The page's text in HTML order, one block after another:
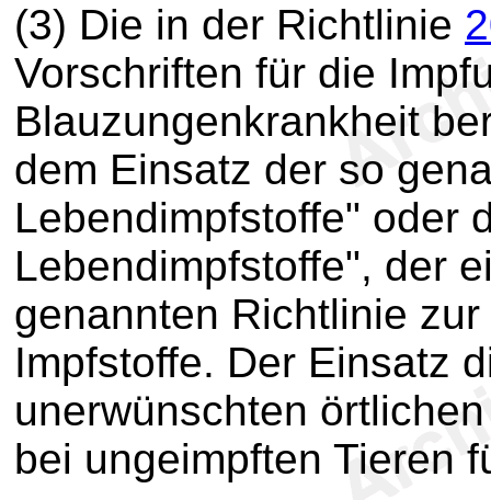
(3) Die in der Richtlinie
Vorschriften für die
Blauzungenkrankheit
dem Einsatz der so
Lebendimpfstoffe" oder
Lebendimpfstoffe", der
genannten Richtlinie
Impfstoffe. Der Einsatz
unerwünschten
bei ungeimpften Tieren